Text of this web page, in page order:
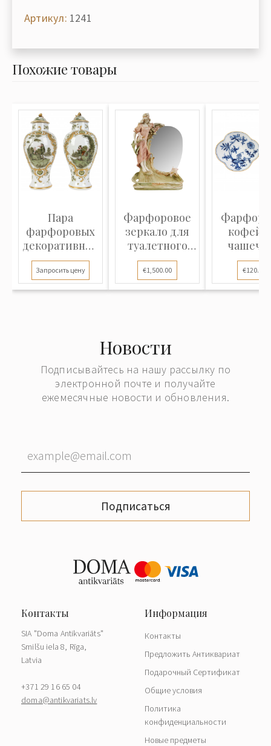
Артикул: 1241
Похожие товары
Пара
фарфоровых
декоративных
ваз
Запросить цену
Фарфоровое
зеркало для
туалетного
столика в с...
€1,500.00 €120.00
Новости
Подписывайтесь на нашу рассылку по
электронной почте и получайте
ежемесячные новости и обновления.
Подписаться
SIA "Doma Antikvariāts"
Smilšu iela 8, Rīga,
Latvia
+371 29 16 65 04
doma@antikvariats.lv
Контакты
Предложить Антиквариат
Подарочный Сертификат
Общие условия
Политика
конфиденциальности
Новые предметы